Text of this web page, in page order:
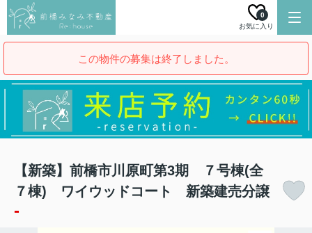
お気に入り
0
この物件の募集は終了しました。
【新築】前橋市川原町第3期 ７号棟(全
７棟) ワイウッドコート 新築建売分譲
-